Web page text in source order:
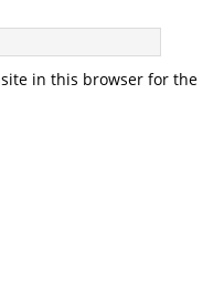
in this browser for the